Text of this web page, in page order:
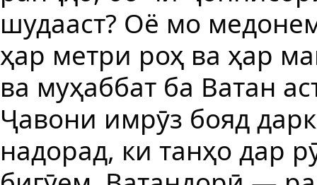
шудааст? Оё мо
ҳар метри роҳ ва ҳар
ва муҳаббат ба Ватан
Ҷавони имрӯз бояд
надорад, ки танҳо дар